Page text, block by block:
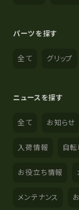
パーツを探す
全て グリップ
ニュースを探す
全て お知らせ
入荷情報 自
お役立ち情報
メンテナンス